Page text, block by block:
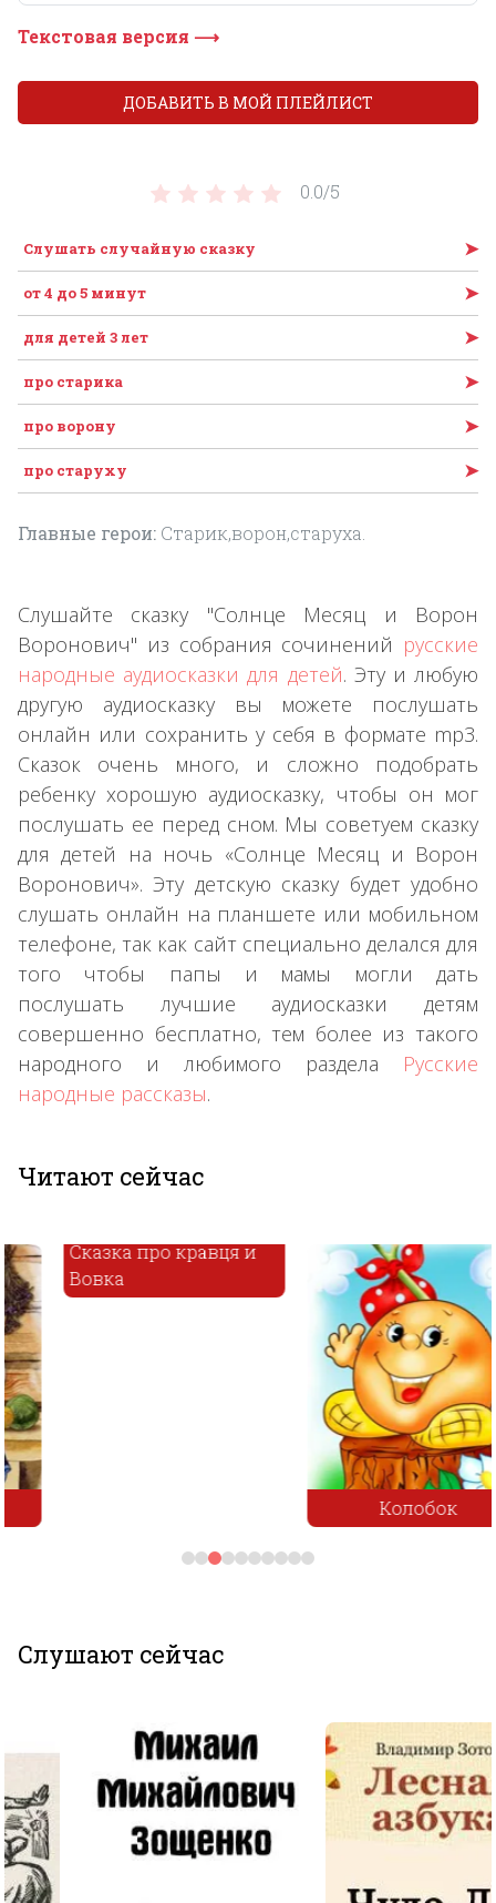
Текстовая версия ⟶
0.0/5
Слушать случайную сказку ➤
от 4 до 5 минут ➤
для детей 3 лет ➤
про старика ➤
про ворону ➤
про старуху ➤
Главные герои: Старик,ворон,старуха.
ДОБАВИТЬ В МОЙ ПЛЕЙЛИСТ
Слушайте сказку "Солнце Месяц и Ворон
Воронович" из собрания сочинений русские
народные аудиосказки для детей. Эту и любую
другую аудиосказку вы можете послушать
онлайн или сохранить у себя в формате mp3.
Сказок очень много, и сложно подобрать
ребенку хорошую аудиосказку, чтобы он мог
послушать ее перед сном. Мы советуем сказку
для детей на ночь «Солнце Месяц и Ворон
Воронович». Эту детскую сказку будет удобно
слушать онлайн на планшете или мобильном
телефоне, так как сайт специально делался для
того чтобы папы и мамы могли дать
послушать лучшие аудиосказки детям
совершенно бесплатно, тем более из такого
народного и любимого раздела Русские
народные рассказы.
Читают сейчас
Сказка про кравця и
Вовка
Колобок
Слушают сейчас